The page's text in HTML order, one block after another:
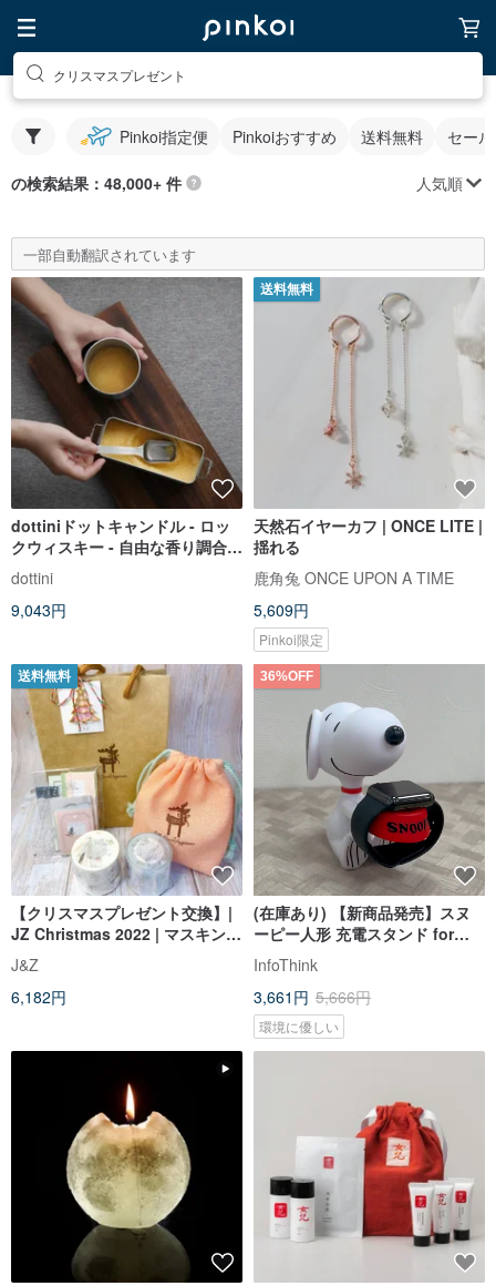
クリスマスプレゼント
Pinkoi指定便 Pinkoiおすすめ 送料無料 セー
の検索結果：48,000+ 件 人気順
一部自動翻訳されています
dottiniドットキャンドル - ロッ
クウィスキー - 自由な香り調合 ×
砂状キャンドル
dottini
9,043円
送料無料
天然石イヤーカフ | ONCE LITE |
揺れる
鹿角兔 ONCE UPON A TIME
5,609円
Pinkoi限定
送料無料
【クリスマスプレゼント交換】|
JZ Christmas 2022 | マスキング
テープ、メモ、巾着
J&Z
6,182円
36%OFF
(在庫あり) 【新商品発売】スヌ
ーピー人形 充電スタンド for
Apple Watch (未充電)
InfoThink
3,661円 5,666円
環境に優しい